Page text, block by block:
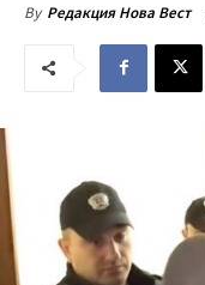
By Редакция Нова Вест